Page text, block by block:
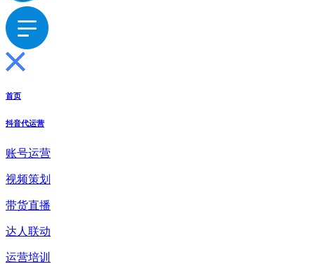
首页
抖音代运营
账号运营
视频策划
带货直播
达人联动
运营培训